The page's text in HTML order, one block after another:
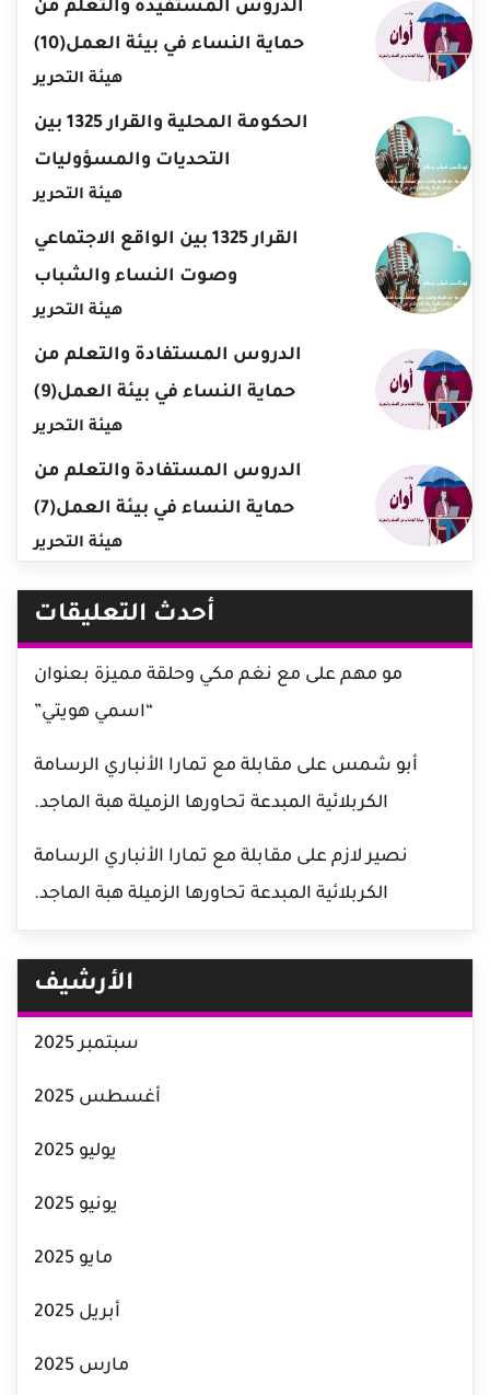
الدروس المستفيدة والتعلم من
حماية النساء في بيئة العمل(10)
هيئة التحرير
الحكومة المحلية والقرار 1325 بين
التحديات والمسؤوليات
هيئة التحرير
القرار 1325 بين الواقع الاجتماعي
وصوت النساء والشباب
هيئة التحرير
الدروس المستفادة والتعلم من
حماية النساء في بيئة العمل(9)
هيئة التحرير
الدروس المستفادة والتعلم من
حماية النساء في بيئة العمل(7)
هيئة التحرير
أحدث التعليقات
مو مهم على مع نغم مكي وحلقة مميزة بعنوان
“اسمي هويتي”
أبو شمس على مقابلة مع تمارا الأنباري الرسامة
الكربلائية المبدعة تحاورها الزميلة هبة الماجد.
نصير لازم على مقابلة مع تمارا الأنباري الرسامة
الكربلائية المبدعة تحاورها الزميلة هبة الماجد.
الأرشيف
سبتمبر 2025
أغسطس 2025
يوليو 2025
يونيو 2025
مايو 2025
أبريل 2025
مارس 2025